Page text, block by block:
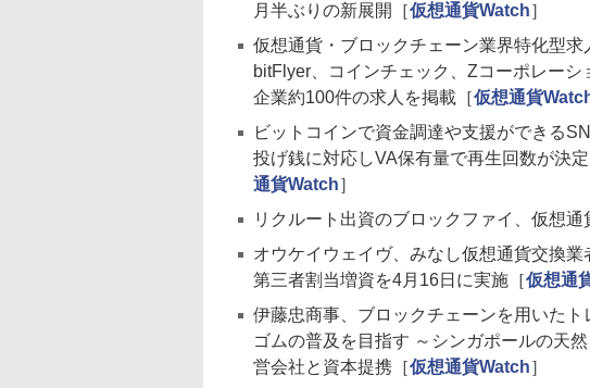
月半ぶりの新展開［仮想通貨Watch］
仮想通貨・ブロックチェーン業界特化型
bitFlyer、コインチェック、Zコーポレー
企業約100件の求人を掲載［仮想通貨
ビットコインで資金調達や支援ができる
投げ銭に対応しVA保有量で再生回数が決
通貨Watch］
リクルート出資のブロックファイ、仮想
オウケイウェイヴ、みなし仮想通貨交換
第三者割当増資を4月16日に実施［仮想通
伊藤忠商事、ブロックチェーンを用いた
ゴムの普及を目指す ～シンガポールの天
営会社と資本提携［仮想通貨Watch］